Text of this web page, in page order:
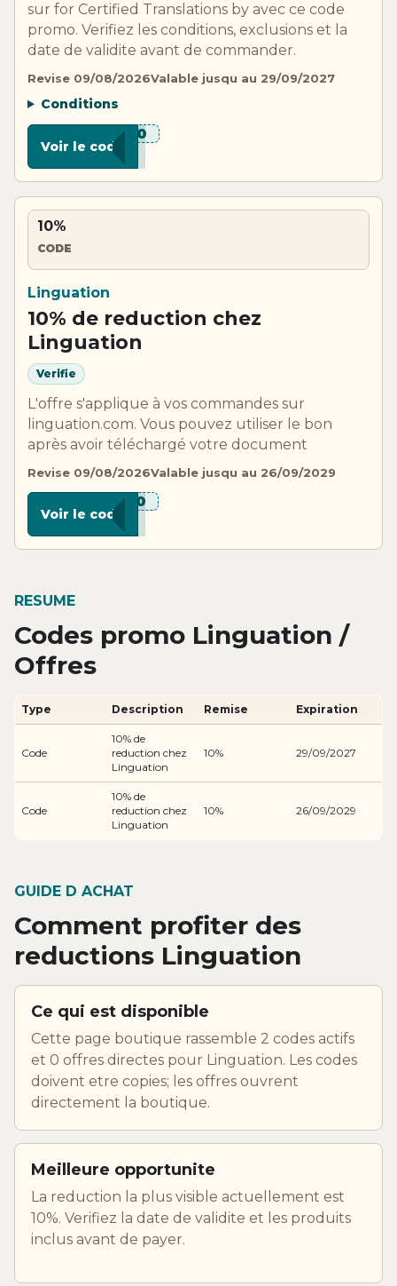
sur for Certified Translations by avec ce code
promo. Verifiez les conditions, exclusions et la
date de validite avant de commander.
Revise 09/08/2026Valable jusqu au 29/09/2027
Conditions
***B10
Voir le code
10%
CODE
Linguation
10% de reduction chez
Linguation
Verifie
L'offre s'applique à vos commandes sur
linguation.com. Vous pouvez utiliser le bon
après avoir téléchargé votre document
Revise 09/08/2026Valable jusqu au 26/09/2029
***R10
Voir le code
RESUME
Codes promo Linguation /
Offres
Type Description Remise Expiration
Code
10% de
reduction chez
Linguation
10% 29/09/2027
Code
10% de
reduction chez
Linguation
10% 26/09/2029
GUIDE D ACHAT
Comment profiter des
reductions Linguation
Ce qui est disponible
Cette page boutique rassemble 2 codes actifs
et 0 offres directes pour Linguation. Les codes
doivent etre copies; les offres ouvrent
directement la boutique.
Meilleure opportunite
La reduction la plus visible actuellement est
10%. Verifiez la date de validite et les produits
inclus avant de payer.